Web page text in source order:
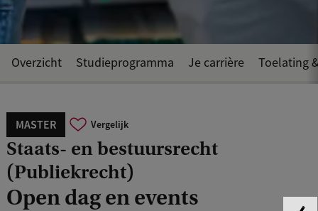
MASTER Vergelijk
Staats- en bestuursrecht
(Publiekrecht)
Open dag en events
Overzicht Studieprogramma Je carrière Toelating